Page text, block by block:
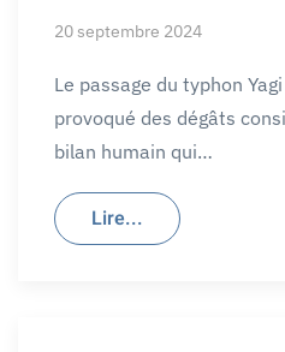
20 septembre 2024
Le passage du typhon
provoqué des dégâts
bilan humain qui…
Lire...